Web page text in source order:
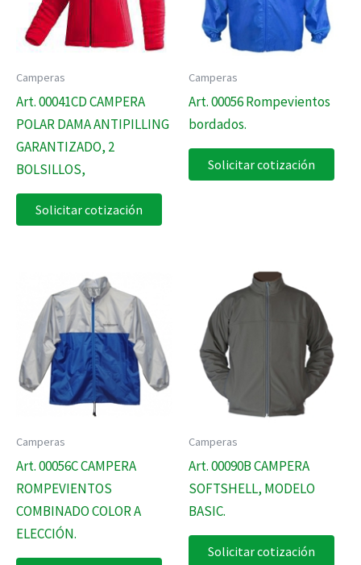
Camperas
Art. 00041CD CAMPERA
POLAR DAMA ANTIPILLING
GARANTIZADO, 2
BOLSILLOS,
Solicitar cotización
Camperas
Art. 00056 Rompevientos
bordados.
Solicitar cotización
Camperas
Art. 00056C CAMPERA
ROMPEVIENTOS
COMBINADO COLOR A
ELECCIÓN.
Camperas
Art. 00090B CAMPERA
SOFTSHELL, MODELO
BASIC.
Solicitar cotización